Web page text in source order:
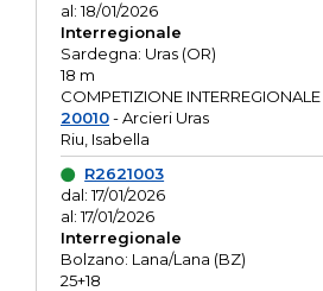
al: 18/01/2026
Interregionale
Sardegna: Uras (OR)
18 m
COMPETIZIONE INTERREGIONALE
20010- Arcieri Uras
Riu, Isabella
R2621003
dal: 17/01/2026
al: 17/01/2026
Interregionale
Bolzano: Lana/Lana (BZ)
25+18